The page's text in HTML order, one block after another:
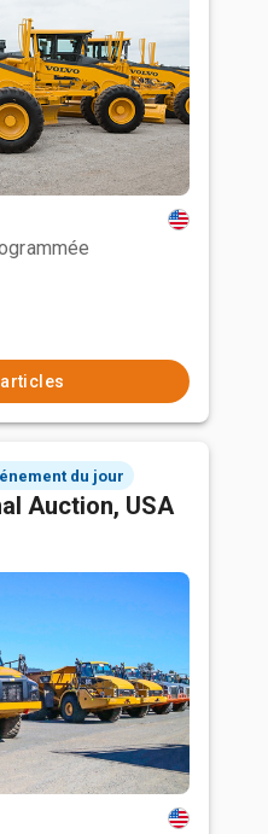
du jour
Auction, USA